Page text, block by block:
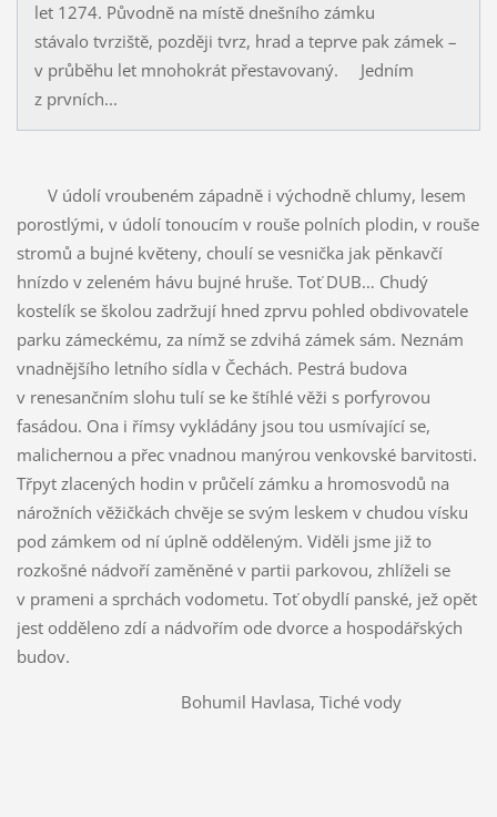
let 1274. Původně na místě dnešního zámku
stávalo tvrziště, později tvrz, hrad a teprve pak zámek –
v průběhu let mnohokrát přestavovaný. Jedním
z prvních...
V údolí vroubeném západně i východně chlumy, lesem
porostlými, v údolí tonoucím v rouše polních plodin, v rouše
stromů a bujné květeny, choulí se vesnička jak pěnkavčí
hnízdo v zeleném hávu bujné hruše. Toť DUB… Chudý
kostelík se školou zadržují hned zprvu pohled obdivovatele
parku zámeckému, za nímž se zdvihá zámek sám. Neznám
vnadnějšího letního sídla v Čechách. Pestrá budova
v renesančním slohu tulí se ke štíhlé věži s porfyrovou
fasádou. Ona i římsy vykládány jsou tou usmívající se,
malichernou a přec vnadnou manýrou venkovské barvitosti.
Třpyt zlacených hodin v průčelí zámku a hromosvodů na
nárožních věžičkách chvěje se svým leskem v chudou vísku
pod zámkem od ní úplně odděleným. Viděli jsme již to
rozkošné nádvoří zaměněné v partii parkovou, zhlíželi se
v prameni a sprchách vodometu. Toť obydlí panské, jež opět
jest odděleno zdí a nádvořím ode dvorce a hospodářských
budov.
Bohumil Havlasa, Tiché vody